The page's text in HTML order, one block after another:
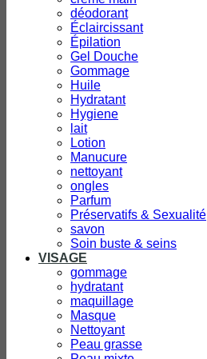
déodorant
Éclaircissant
Épilation
Gel Douche
Gommage
Huile
Hydratant
Hygiene
lait
Lotion
Manucure
nettoyant
ongles
Parfum
Préservatifs & Sexualité
savon
Soin buste & seins
VISAGE
gommage
hydratant
maquillage
Masque
Nettoyant
Peau grasse